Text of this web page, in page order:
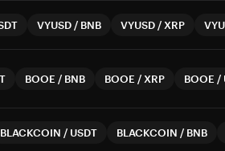
VYUSD / BNB VYUSD / XRP
BOOE / BNB BOOE / XRP BOOE /
BLACKCOIN / USDT BLACKCOIN / BNB